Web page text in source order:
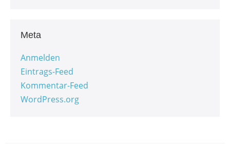
Meta
Anmelden
Eintrags-Feed
Kommentar-Feed
WordPress.org